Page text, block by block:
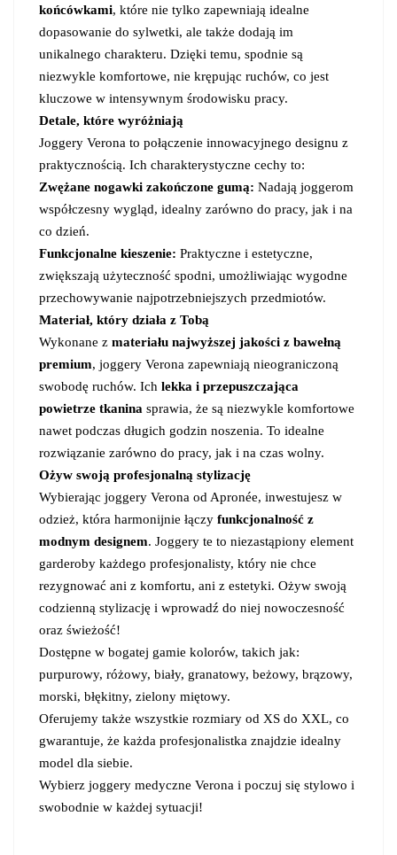
końcówkami, które nie tylko zapewniają idealne
dopasowanie do sylwetki, ale także dodają im
unikalnego charakteru. Dzięki temu, spodnie są
niezwykle komfortowe, nie krępując ruchów, co jest
kluczowe w intensywnym środowisku pracy.
Detale, które wyróżniają
Joggery Verona to połączenie innowacyjnego designu z
praktycznością. Ich charakterystyczne cechy to:
Zwężane nogawki zakończone gumą: Nadają joggerom
współczesny wygląd, idealny zarówno do pracy, jak i na
co dzień.
Funkcjonalne kieszenie: Praktyczne i estetyczne,
zwiększają użyteczność spodni, umożliwiając wygodne
przechowywanie najpotrzebniejszych przedmiotów.
Materiał, który działa z Tobą
Wykonane z materiału najwyższej jakości z bawełną
premium, joggery Verona zapewniają nieograniczoną
swobodę ruchów. Ich lekka i przepuszczająca
powietrze tkanina sprawia, że są niezwykle komfortowe
nawet podczas długich godzin noszenia. To idealne
rozwiązanie zarówno do pracy, jak i na czas wolny.
Ożyw swoją profesjonalną stylizację
Wybierając joggery Verona od Apronée, inwestujesz w
odzież, która harmonijnie łączy funkcjonalność z
modnym designem. Joggery te to niezastąpiony element
garderoby każdego profesjonalisty, który nie chce
rezygnować ani z komfortu, ani z estetyki. Ożyw swoją
codzienną stylizację i wprowadź do niej nowoczesność
oraz świeżość!
Dostępne w bogatej gamie kolorów, takich jak:
purpurowy, różowy, biały, granatowy, beżowy, brązowy,
morski, błękitny, zielony miętowy.
Oferujemy także wszystkie rozmiary od XS do XXL, co
gwarantuje, że każda profesjonalistka znajdzie idealny
model dla siebie.
Wybierz joggery medyczne Verona i poczuj się stylowo i
swobodnie w każdej sytuacji!